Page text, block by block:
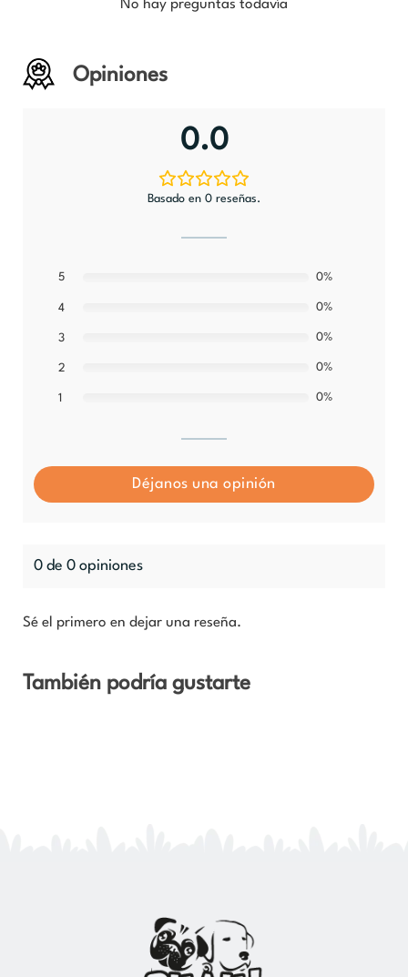
No hay preguntas todavía
Opiniones
0.0
Basado en 0 reseñas.
5 0%
4 0%
3 0%
2 0%
1 0%
Déjanos una opinión
0 de 0 opiniones
Sé el primero en dejar una reseña.
También podría gustarte